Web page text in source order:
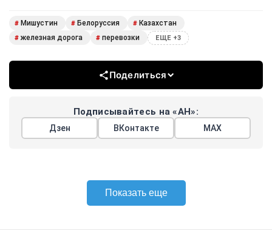
# Мишустин # Белоруссия # Казахстан
# железная дорога # перевозки ЕЩЕ +3
Поделиться
Подписывайтесь на «АН»:
Дзен ВКонтакте МАХ
Показать еще